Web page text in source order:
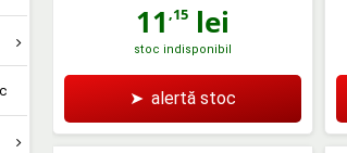
11 ,15 lei
stoc indisponibil
➤ alertă stoc